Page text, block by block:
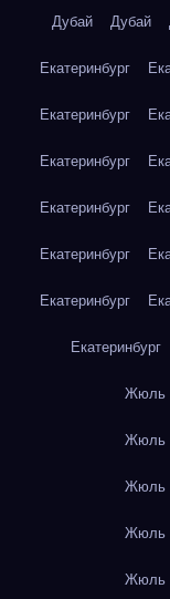
Дубай Дубай
Екатеринбург
Екатеринбург
Екатеринбург
Екатеринбург
Екатеринбург
Екатеринбург
Екатеринбург
Жюль
Жюль
Жюль
Жюль
Жюль